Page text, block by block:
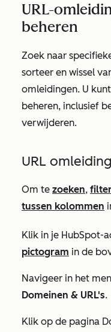
URL-
beheren
Zoek naar
sorteer en wissel
omleidingen. U
beheren, inclusief
verwijderen.
URL
Om te zoeken,
tussen kolommen
Klik in je HubSpot-
pictogram in de
Navigeer in het
Domeinen & URL's.
Klik op de pagina